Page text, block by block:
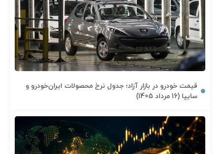
قیمت خودرو در بازار آزاد؛ جدول نرخ محصولات ایران‌خودرو و
سایپا (16 مرداد 1405)